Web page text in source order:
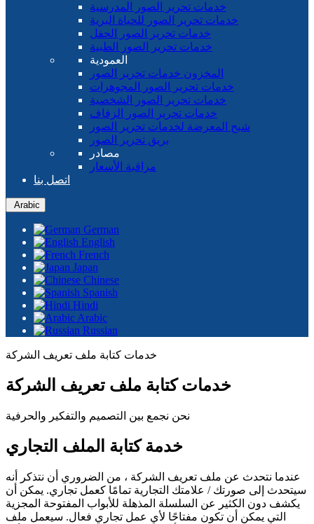
خدمات تحرير الصور المدرسية
خدمات تحرير الصور للحياة البرية
خدمات تحرير الصور الحفل
خدمات تحرير الصور الطبية
العمودية
المخزون خدمات تحرير الصور
خدمات تحرير الصور المجوهرات
خدمات تحرير الصور الشخصية
خدمات تحرير الصور الزفاف
شبح المعرضة لخدمات تحرير الصور
بريق تحرير الصور
مصادر
مراقبة الأسعار
اتصل بنا
Arabic
German
English
French
Japan
Chinese
Spanish
Hindi
Arabic
Russian
خدمات كتابة ملف تعريف الشركة
خدمات كتابة ملف تعريف الشركة
نحن نجمع بين التصميم والتفكير والحرفية
خدمة كتابة الملف التجاري
عندما نتحدث عن ملف تعريف الشركة ، من الضروري أن نتذكر أنه
سيتحدث إلى صورتك / علامتك التجارية تمامًا كعمل تجاري. يمكن أن
يكشف دون الكثير عن السلسلة المذهلة للأبواب المفتوحة المجزية
التي يمكن أن تكون مفتاحًا لأي عمل تجاري فعال. سيعمل ملف